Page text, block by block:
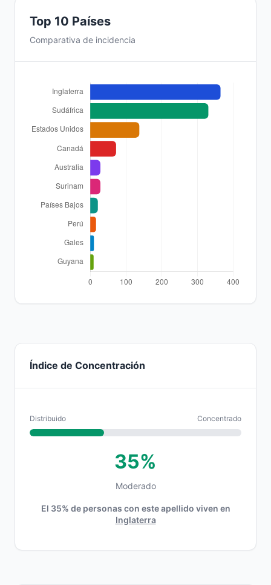
Top 10 Países
Comparativa de incidencia
Índice de Concentración
Distribuido Concentrado
35%
Moderado
El 35% de personas con este apellido viven en
Inglaterra